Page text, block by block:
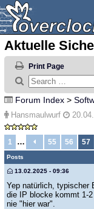
Aktuelle
Print Page
Forum Index >
Hansmaulwurf
1 … 55 56 57
Posts
13.02.2025 - 09:36
Yep natürlich, typischer
die IP blocke kommt 1-
nie "hier war".